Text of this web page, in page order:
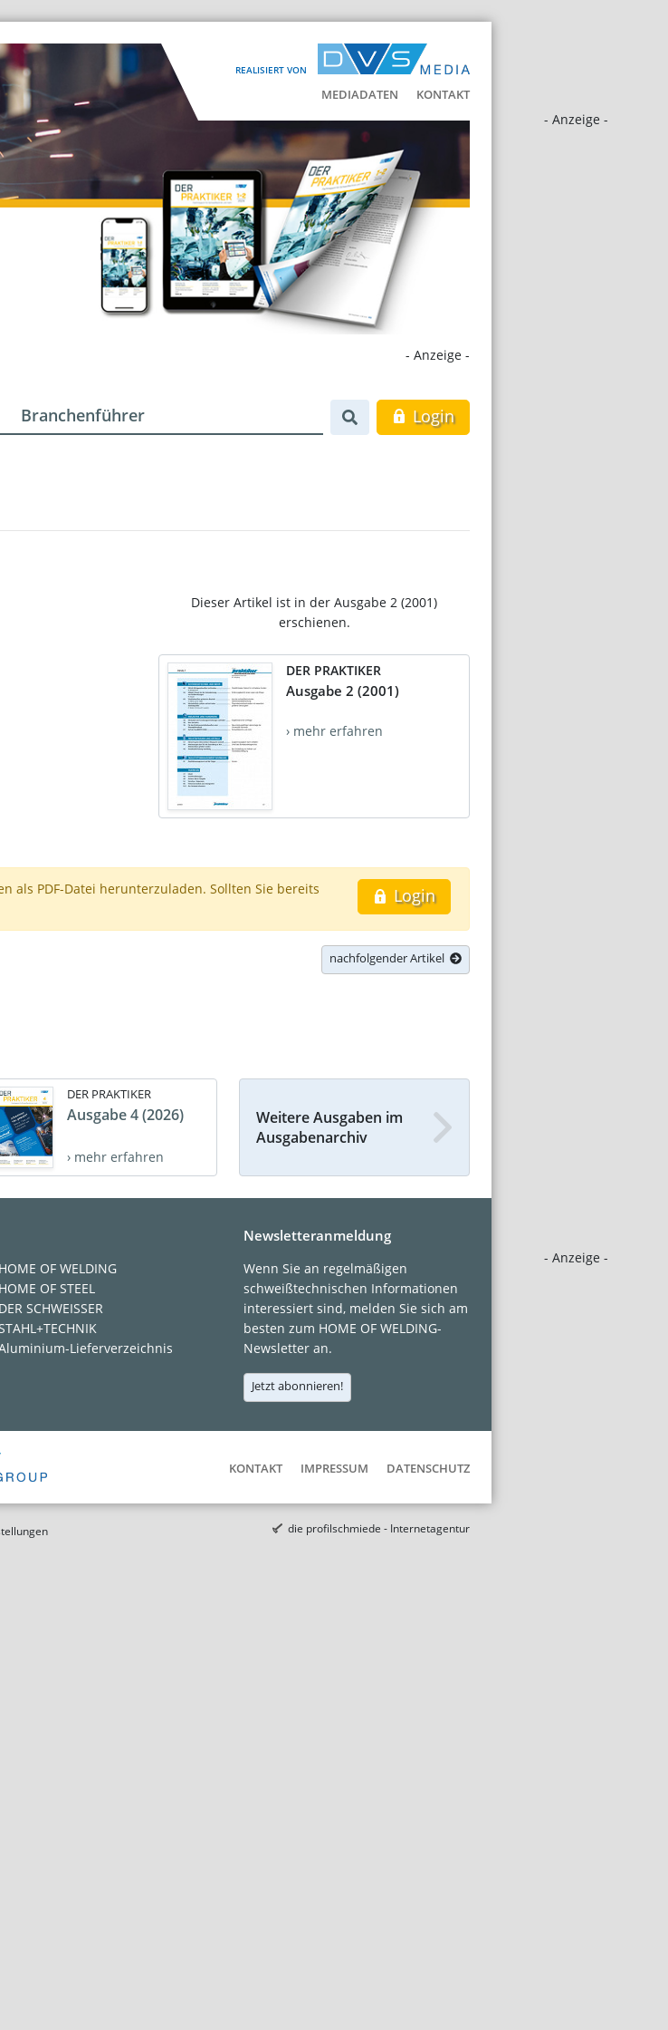
REALISIERT VON
MEDIADATEN KONTAKT
- Anzeige -
- Anzeige -
- Anzeige -
Branchenführer Login
Dieser Artikel ist in der Ausgabe 2 (2001)
erschienen.
DER PRAKTIKER
Ausgabe 2 (2001)
› mehr erfahren
Login
als PDF-Datei herunterzuladen. Sollten Sie bereits
nachfolgender Artikel
DER PRAKTIKER
Ausgabe 4 (2026)
› mehr erfahren
Weitere Ausgaben im
Ausgabenarchiv
HOME OF WELDING
HOME OF STEEL
DER SCHWEISSER
Lieferverzeichnis
Newsletteranmeldung
Wenn Sie an regelmäßigen
schweißtechnischen Informationen
interessiert sind, melden Sie sich am
besten zum HOME OF WELDING-
Newsletter an.
Jetzt abonnieren!
KONTAKT IMPRESSUM DATENSCHUTZ
die profilschmiede - Internetagentur